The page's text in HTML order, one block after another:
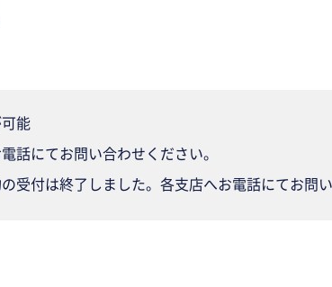
能
話にてお問い合わせください。
受付は終了しました。各支店へお電話にてお問い